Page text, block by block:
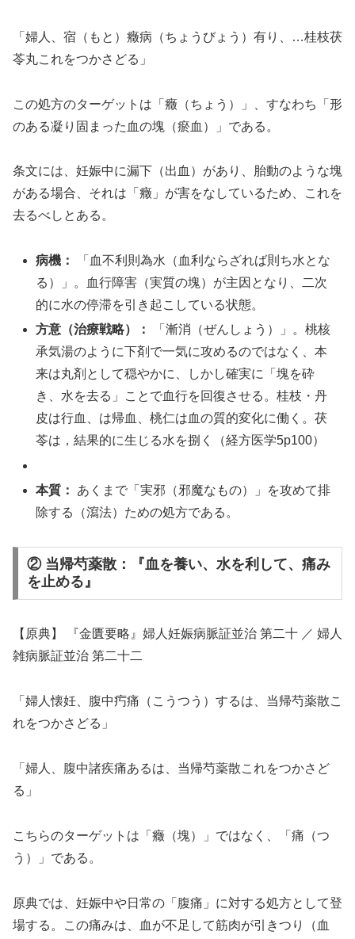
「婦人、宿（もと）癥病（ちょうびょう）有り、…桂枝茯
苓丸これをつかさどる」
この処方のターゲットは「癥（ちょう）」、すなわち「形
のある凝り固まった血の塊（瘀血）」である。
条文には、妊娠中に漏下（出血）があり、胎動のような塊
がある場合、それは「癥」が害をなしているため、これを
去るべしとある。
病機：
「血不利則為水（血利ならざれば則ち水とな
る）」。血行障害（実質の塊）が主因となり、二次
的に水の停滞を引き起こしている状態。
方意（治療戦略）：
「漸消（ぜんしょう）」。桃核
承気湯のように下剤で一気に攻めるのではなく、本
来は丸剤として穏やかに、しかし確実に「塊を砕
き、水を去る」ことで血行を回復させる。桂枝・丹
皮は行血、は帰血、桃仁は血の質的変化に働く。茯
苓は，結果的に生じる水を捌く（経方医学5p100）
本質：
あくまで「実邪（邪魔なもの）」を攻めて排
除する（瀉法）ための処方である。
② 当帰芍薬散：『血を養い、水を利して、痛み
を止める』
【原典】 『金匱要略』婦人妊娠病脈証並治 第二十 ／ 婦人
雑病脈証並治 第二十二
「婦人懐妊、腹中㽲痛（こうつう）するは、当帰芍薬散こ
れをつかさどる」
「婦人、腹中諸疾痛あるは、当帰芍薬散これをつかさど
る」
こちらのターゲットは「癥（塊）」ではなく、「痛（つ
う）」である。
原典では、妊娠中や日常の「腹痛」に対する処方として登
場する。この痛みは、血が不足して筋肉が引きつり（血